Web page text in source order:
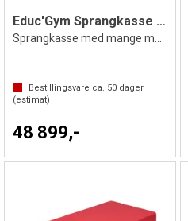
Educ'Gym Sprangkasse av skum
Bestillingsvare ca. 50 dager
(estimat)
48 899,-